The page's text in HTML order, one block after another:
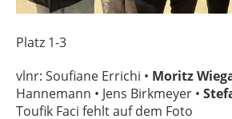
Platz 1-3
vlnr: Soufiane Errichi • Moritz
Hannemann • Jens Birkmeyer •
Toufik Faci fehlt auf dem Foto